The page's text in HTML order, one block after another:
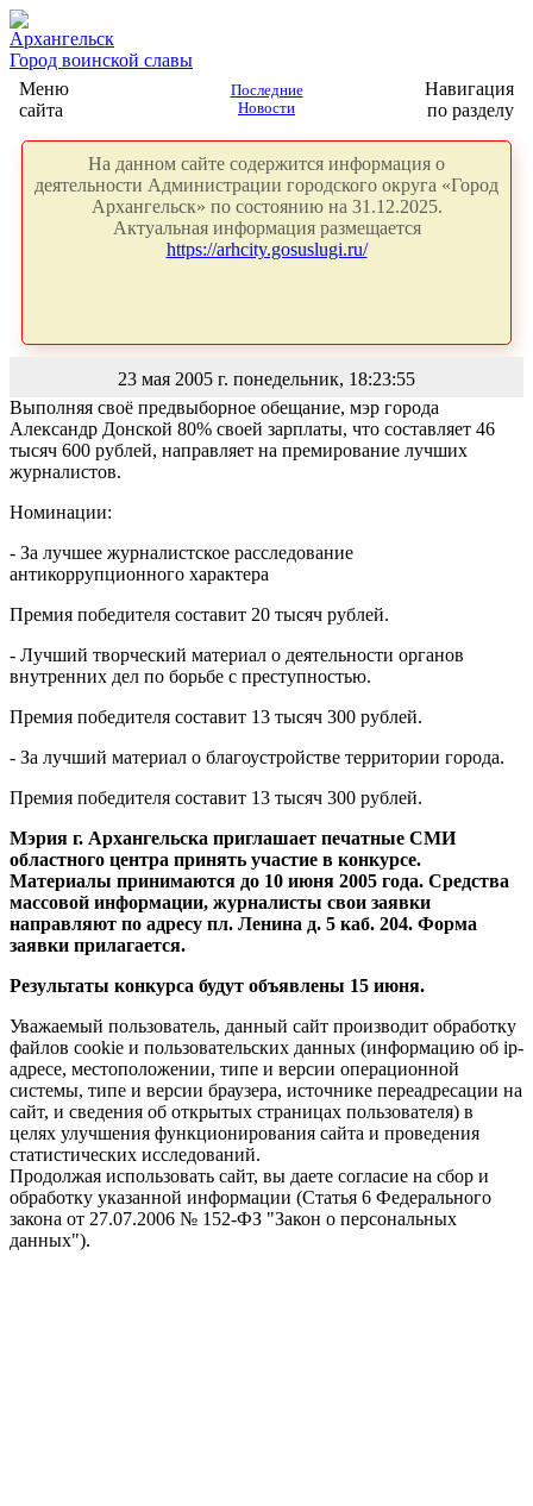
Архангельск
Город воинской славы
Меню
сайта
Последние
Новости
Навигация
по разделу
На данном сайте содержится информация о
деятельности Администрации городского округа «Город
Архангельск» по состоянию на 31.12.2025.
Актуальная информация размещается
https://arhcity.gosuslugi.ru/
23 мая 2005 г. понедельник, 18:23:55
Выполняя своё предвыборное обещание, мэр города
Александр Донской 80% своей зарплаты, что составляет 46
тысяч 600 рублей, направляет на премирование лучших
журналистов.
Номинации:
- За лучшее журналистское расследование
антикоррупционного характера
Премия победителя составит 20 тысяч рублей.
- Лучший творческий материал о деятельности органов
внутренних дел по борьбе с преступностью.
Премия победителя составит 13 тысяч 300 рублей.
- За лучший материал о благоустройстве территории города.
Премия победителя составит 13 тысяч 300 рублей.
Мэрия г. Архангельска приглашает печатные СМИ
областного центра принять участие в конкурсе.
Материалы принимаются до 10 июня 2005 года. Средства
массовой информации, журналисты свои заявки
направляют по адресу пл. Ленина д. 5 каб. 204. Форма
заявки прилагается.
Результаты конкурса будут объявлены 15 июня.
Уважаемый пользователь, данный сайт производит обработку
файлов cookie и пользовательских данных (информацию об ip-
адресе, местоположении, типе и версии операционной
системы, типе и версии браузера, источнике переадресации на
сайт, и сведения об открытых страницах пользователя) в
целях улучшения функционирования сайта и проведения
статистических исследований.
Продолжая использовать сайт, вы даете согласие на сбор и
обработку указанной информации (Статья 6 Федерального
закона от 27.07.2006 № 152-ФЗ "Закон о персональных
данных").